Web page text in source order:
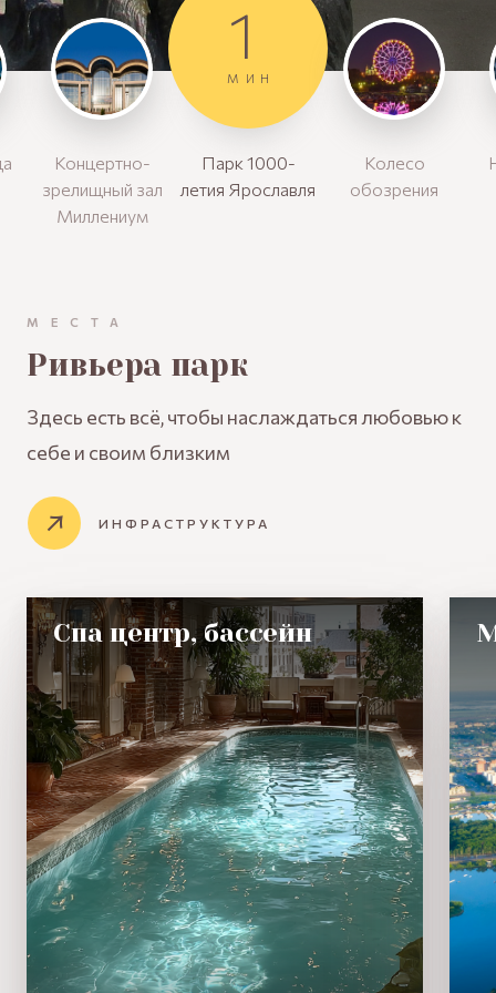
Концертно-
зрелищный зал
Миллениум
1
МИН
Парк 1000-
летия Ярославля
Колесо
обозрения
Спа центр, бассейн
МЕСТА
Ривьера парк
Здесь есть всё, чтобы наслаждаться любовью к
себе и своим близким
ИНФРАСТРУКТУРА